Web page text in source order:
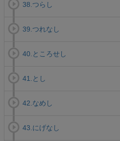
38.つらし
39.つれなし
40.ところせし
41.とし
42.なめし
43.にげなし